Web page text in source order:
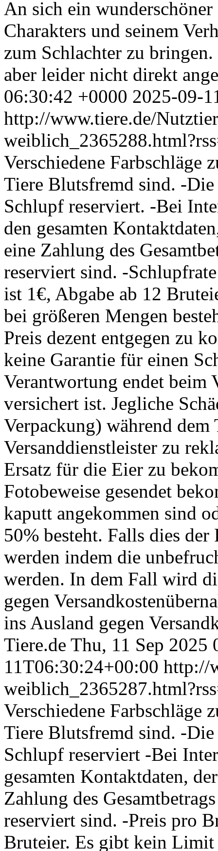
An sich ein
Charakters und seinem
zum Schlachter zu
aber leider nicht direkt
06:30:42 +0000 2025-09-
http://www.tiere.de/
Verschiedene Farbschläge
Tiere Blutsfremd sind. -
Schlupf reserviert. -Bei
den gesamten
eine Zahlung des
reserviert sind. -
ist 1€, Abgabe ab 12
bei größeren Mengen
Preis dezent entgegen zu
keine Garantie für einen
Verantwortung endet beim
versichert ist. Jegliche
Verpackung) während
Versanddienstleister zu
Ersatz für die Eier zu
Fotobeweise gesendet
kaputt angekommen sind
50% besteht. Falls dies
werden indem die
werden. In dem Fall wird
gegen
ins Ausland gegen
Tiere.de Thu, 11 Sep 2025
11T06:30:24+00:00 http://
Verschiedene Farbschläge
Tiere Blutsfremd sind. -
Schlupf reserviert -Bei
gesamten Kontaktdaten,
Zahlung des
reserviert sind. -Preis pro
Bruteier. Es gibt kein Limit